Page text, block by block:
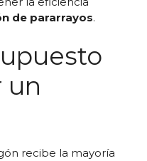
de pararrayos.
un
recibe la mayoría